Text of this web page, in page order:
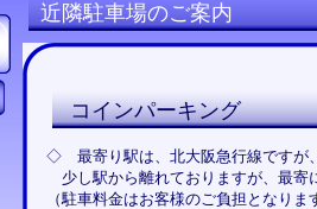
近隣駐車場のご案内
コインパーキング
◇ 最寄り駅は、北大阪急行線ですが
少し駅から離れておりますが、最寄
（駐車料金はお客様のご負担となりま